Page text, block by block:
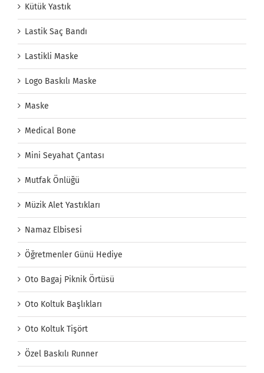
Kütük Yastık
Lastik Saç Bandı
Lastikli Maske
Logo Baskılı Maske
Maske
Medical Bone
Mini Seyahat Çantası
Mutfak Önlüğü
Müzik Alet Yastıkları
Namaz Elbisesi
Öğretmenler Günü Hediye
Oto Bagaj Piknik Örtüsü
Oto Koltuk Başlıkları
Oto Koltuk Tişört
Özel Baskılı Runner